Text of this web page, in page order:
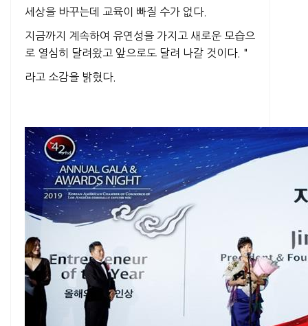
세상을 바꾸는데 교육이 빠질 수가 없다.
지금까지 계속하여 유연성을 가지고 새로운 모습으
로 열심히 달려왔고 앞으로도 달려 나갈 것이다. "
라고 소감을 밝혔다.